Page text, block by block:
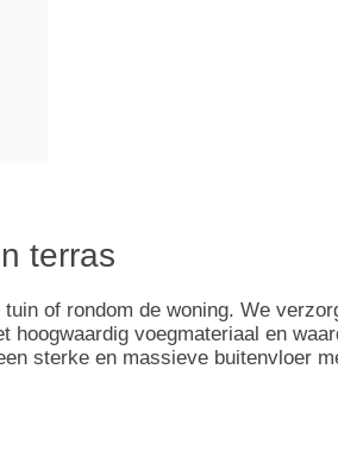
terras
of rondom de woning. We
hoogwaardig voegmateriaal en
sterke en massieve buitenvloer